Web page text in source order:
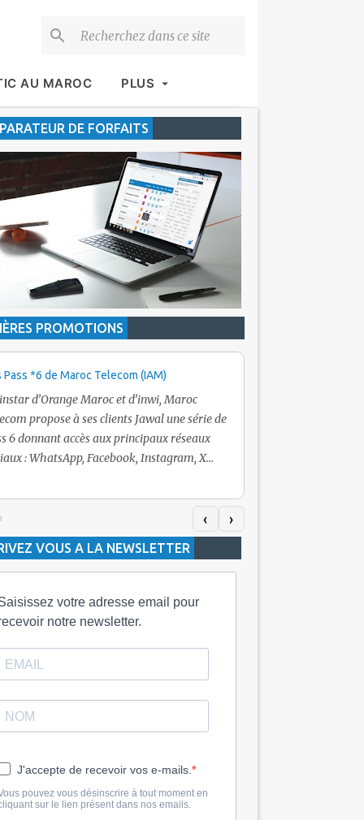
AU MAROC PLUS
DE FORFAITS
PROMOTIONS
Pass *6 de Maroc Telecom (IAM)
d’Orange Maroc et d’inwi, Maroc
propose à ses clients Jawal une série de
6 donnant accès aux principaux réseaux
: WhatsApp, Facebook, Instagram, X
inclut 100 Mo, le Pass 10 Dh offre 400 Mo,
que les formules à 20 Dh et 30 Dh
respectivement 1 Go et 2 Go. Les
de validité sont de 3 jours pour
‹ ›
VOUS A LA NEWSLETTER
votre adresse email pour
notre newsletter.
J'accepte de recevoir vos e-mails.
pouvez vous désinscrire à tout moment en
sur le lien présent dans nos emails.